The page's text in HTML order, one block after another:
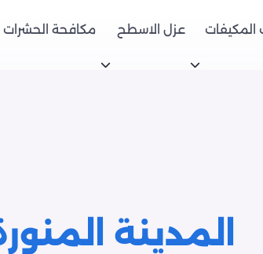
المكيفات عزل الاسطح مكافحة الحشرات
المدينة